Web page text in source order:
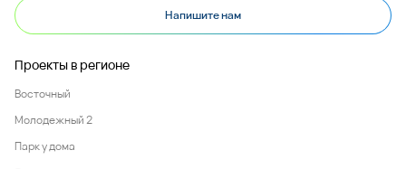
Напишите нам
Проекты в регионе
Восточный
Молодежный 2
Парк у дома